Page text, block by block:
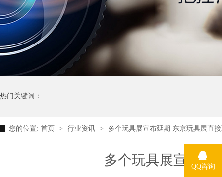
热门关键词：
您的位置: 首页 > 行业资讯 > 多个玩具展宣布延期 东京玩具展直
多个玩具展宣布延
QQ咨询